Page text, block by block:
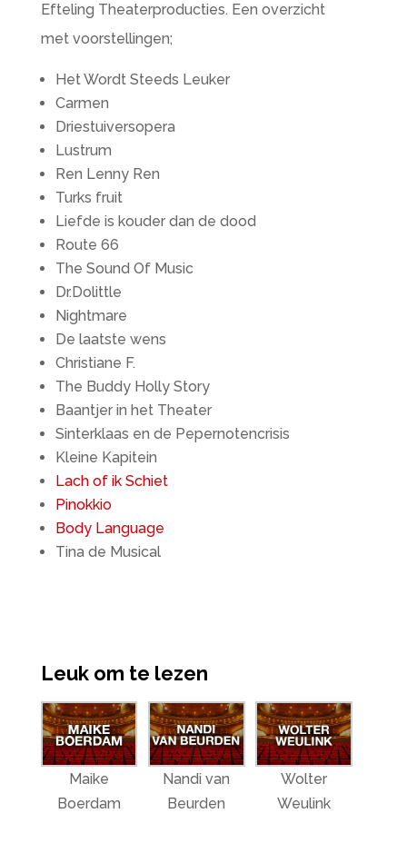
Efteling Theaterproducties. Een overzicht
met voorstellingen;
Het Wordt Steeds Leuker
Carmen
Driestuiversopera
Lustrum
Ren Lenny Ren
Turks fruit
Liefde is kouder dan de dood
Route 66
The Sound Of Music
Dr.Dolittle
Nightmare
De laatste wens
Christiane F.
The Buddy Holly Story
Baantjer in het Theater
Sinterklaas en de Pepernotencrisis
Kleine Kapitein
Lach of ik Schiet
Pinokkio
Body Language
Tina de Musical
Leuk om te lezen
Maike
Boerdam
Nandi van
Beurden
Wolter
Weulink